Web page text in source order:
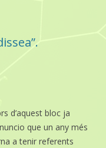
d’aquest bloc ja
que un any més
a tenir referents